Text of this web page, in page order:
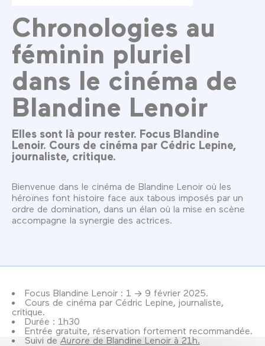
Chronologies au
féminin pluriel
dans le cinéma de
Blandine Lenoir
Elles sont là pour rester. Focus Blandine
Lenoir. Cours de cinéma par Cédric Lepine,
journaliste, critique.
Bienvenue dans le cinéma de Blandine Lenoir où les
héroïnes font histoire face aux tabous imposés par un
ordre de domination, dans un élan où la mise en scène
accompagne la synergie des actrices.
Focus Blandine Lenoir : 1 → 9 février 2025.
Cours de cinéma par Cédric Lepine, journaliste,
critique.
Durée : 1h30
Entrée gratuite, réservation fortement recommandée.
Suivi deAurorede Blandine Lenoir à 21h.